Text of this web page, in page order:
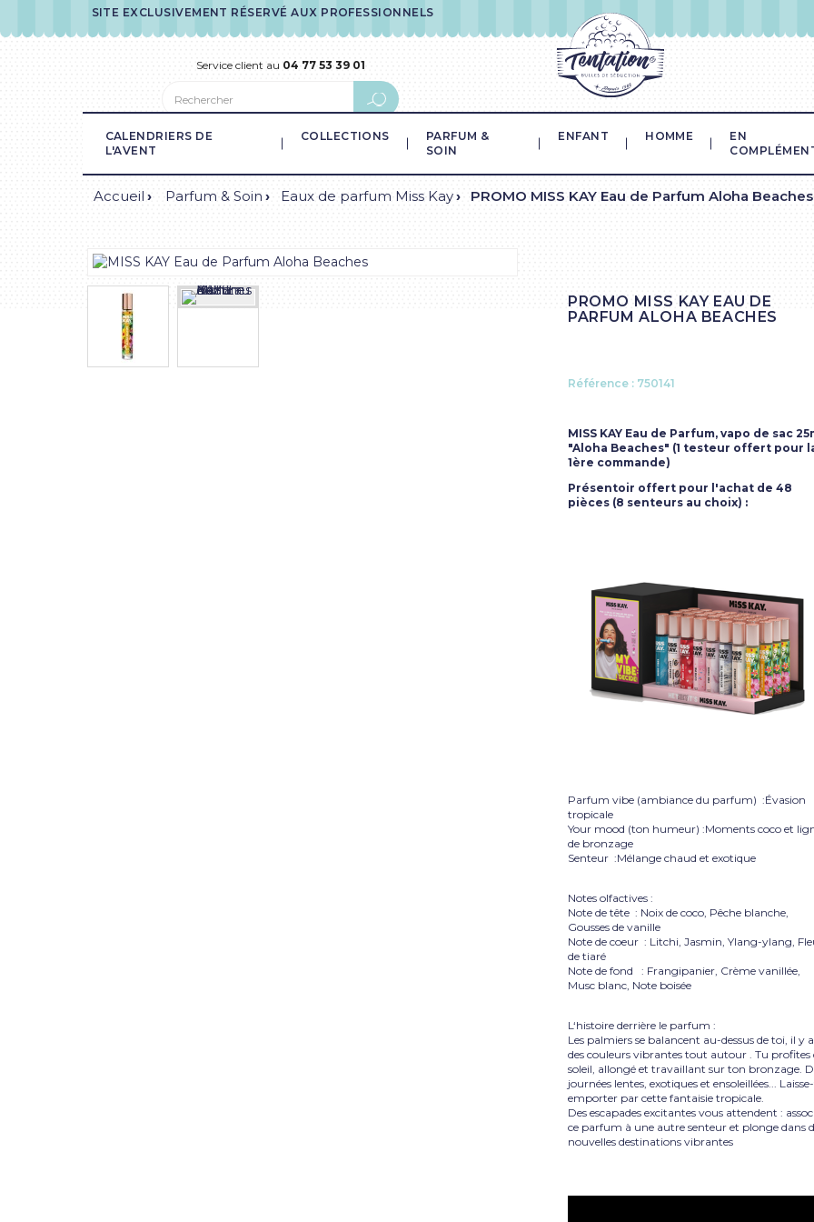
SITE EXCLUSIVEMENT RÉSERVÉ AUX PROFESSIONNELS
Service client au 04 77 53 39 01
CALENDRIERS DE
L'AVENT
COLLECTIONS
PARFUM &
SOIN
ENFANT HOMME
EN
Accueil Parfum & Soin Eaux de parfum Miss Kay PROMO MISS KAY Eau de Parfum Aloha Beaches
PROMO MISS KAY EAU DE
PARFUM ALOHA BEACHES
Référence : 750141
MISS KAY Eau de Parfum, vapo de sac
"Aloha Beaches" (1 testeur offert pour
1ère commande)
Présentoir offert pour l'achat de 48
pièces (8 senteurs au choix) :
Parfum vibe (ambiance du parfum) :Évasion
tropicale
Your mood (ton humeur) :Moments coco et
de bronzage
Senteur :Mélange chaud et exotique
Notes olfactives :
Note de tête : Noix de coco, Pêche blanche,
Gousses de vanille
Note de coeur : Litchi, Jasmin, Ylang-ylang,
de tiaré
Note de fond : Frangipanier, Crème vanillée,
Musc blanc, Note boisée
L‘histoire derrière le parfum :
Les palmiers se balancent au-dessus de toi, il y a
des couleurs vibrantes tout autour . Tu profites
soleil, allongé et travaillant sur ton bronzage.
journées lentes, exotiques et ensoleillées...
emporter par cette fantaisie tropicale.
Des escapades excitantes vous attendent :
ce parfum à une autre senteur et plonge dans
nouvelles destinations vibrantes